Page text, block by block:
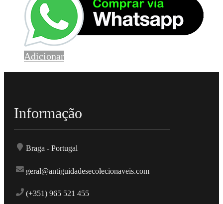
Adicionar
Informação
Braga - Portugal
geral@antiguidadesecolecionaveis.com
(+351) 965 521 455